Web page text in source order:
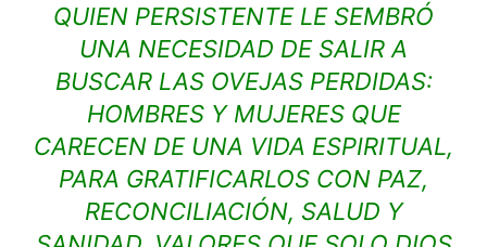
QUIEN PERSISTENTE LE SEMBRÓ
UNA NECESIDAD DE SALIR A
BUSCAR LAS OVEJAS PERDIDAS:
HOMBRES Y MUJERES QUE
CARECEN DE UNA VIDA ESPIRITUAL,
PARA GRATIFICARLOS CON PAZ,
RECONCILIACIÓN, SALUD Y